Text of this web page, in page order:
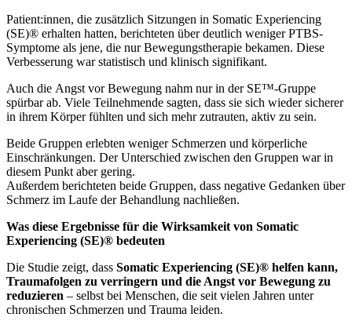
Patient:innen, die zusätzlich Sitzungen in Somatic Experiencing
(SE)® erhalten hatten, berichteten über deutlich weniger PTBS-
Symptome als jene, die nur Bewegungstherapie bekamen. Diese
Verbesserung war statistisch und klinisch signifikant.
Auch die Angst vor Bewegung nahm nur in der SE™-Gruppe
spürbar ab. Viele Teilnehmende sagten, dass sie sich wieder sicherer
in ihrem Körper fühlten und sich mehr zutrauten, aktiv zu sein.
Beide Gruppen erlebten weniger Schmerzen und körperliche
Einschränkungen. Der Unterschied zwischen den Gruppen war in
diesem Punkt aber gering.
Außerdem berichteten beide Gruppen, dass negative Gedanken über
Schmerz im Laufe der Behandlung nachließen.
Was diese Ergebnisse für die Wirksamkeit von Somatic
Experiencing (SE)® bedeuten
Die Studie zeigt, dass Somatic Experiencing (SE)® helfen kann,
Traumafolgen zu verringern und die Angst vor Bewegung zu
reduzieren – selbst bei Menschen, die seit vielen Jahren unter
chronischen Schmerzen und Trauma leiden.